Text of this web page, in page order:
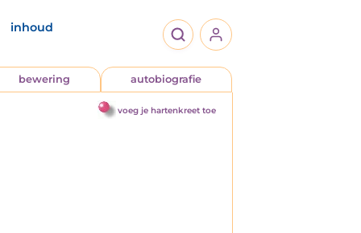
inhoud
bewering autobiografie
voeg je hartenkreet toe